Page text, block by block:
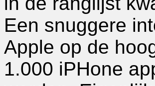
Een snuggere
Apple op de
1.000 iPHone